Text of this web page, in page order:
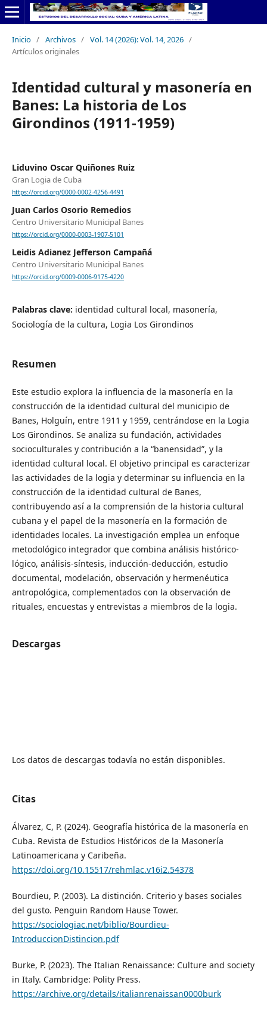
Inicio / Archivos / Vol. 14 (2026): Vol. 14, 2026 /
Artículos originales
Identidad cultural y masonería en
Banes: La historia de Los
Girondinos (1911-1959)
Liduvino Oscar Quiñones Ruiz
Gran Logia de Cuba
https://orcid.org/0000-0002-4256-4491
Juan Carlos Osorio Remedios
Centro Universitario Municipal Banes
https://orcid.org/0000-0003-1907-5101
Leidis Adianez Jefferson Campañá
Centro Universitario Municipal Banes
https://orcid.org/0009-0006-9175-4220
Palabras clave: identidad cultural local, masonería,
Sociología de la cultura, Logia Los Girondinos
Resumen
Este estudio explora la influencia de la masonería en la
construcción de la identidad cultural del municipio de
Banes, Holguín, entre 1911 y 1959, centrándose en la Logia
Los Girondinos. Se analiza su fundación, actividades
socioculturales y contribución a la “banensidad”, y la
identidad cultural local. El objetivo principal es caracterizar
las actividades de la logia y determinar su influencia en la
construcción de la identidad cultural de Banes,
contribuyendo así a la comprensión de la historia cultural
cubana y el papel de la masonería en la formación de
identidades locales. La investigación emplea un enfoque
metodológico integrador que combina análisis histórico-
lógico, análisis-síntesis, inducción-deducción, estudio
documental, modelación, observación y hermenéutica
antropológica, complementados con la observación de
rituales, encuestas y entrevistas a miembros de la logia.
Descargas
Los datos de descargas todavía no están disponibles.
Citas
Álvarez, C, P. (2024). Geografía histórica de la masonería en
Cuba. Revista de Estudios Históricos de la Masonería
Latinoamericana y Caribeña.
https://doi.org/10.15517/rehmlac.v16i2.54378
Bourdieu, P. (2003). La distinción. Criterio y bases sociales
del gusto. Penguin Random Hause Tower.
https://sociologiac.net/biblio/Bourdieu-
IntroduccionDistincion.pdf
Burke, P. (2023). The Italian Renaissance: Culture and society
in Italy. Cambridge: Polity Press.
https://archive.org/details/italianrenaissan0000burk